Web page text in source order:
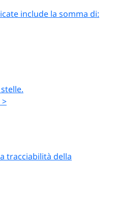
include la somma di:
tracciabilità della